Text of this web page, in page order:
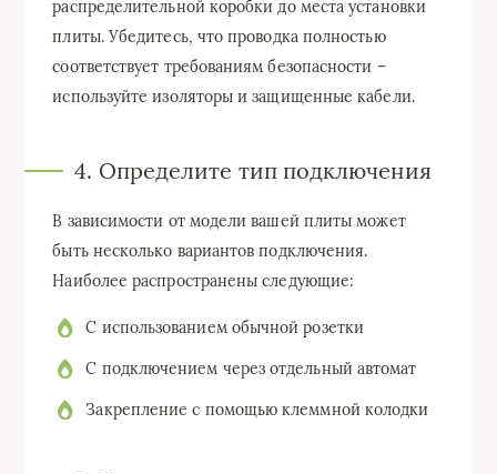
распределительной коробки до места установки
плиты. Убедитесь, что проводка полностью
соответствует требованиям безопасности –
используйте изоляторы и защищенные кабели.
4. Определите тип подключения
В зависимости от модели вашей плиты может
быть несколько вариантов подключения.
Наиболее распространены следующие:
С использованием обычной розетки
С подключением через отдельный автомат
Закрепление с помощью клеммной колодки